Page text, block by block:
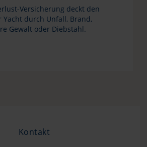
Versicherung deckt den
durch Unfall, Brand,
Gewalt oder Diebstahl.
Kontakt